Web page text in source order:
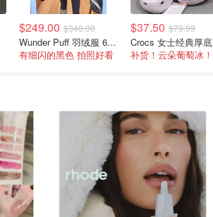
$249.00 $348.00
Wunder Puff 羽绒服 600蓬松度
有细闪的黑色 拍照好看
$37.50 $79.99
补货！云朵葡萄冰！